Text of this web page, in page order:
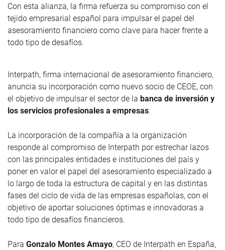
Con esta alianza, la firma refuerza su compromiso con el
tejido empresarial español para impulsar el papel del
asesoramiento financiero como clave para hacer frente a
todo tipo de desafíos.
Interpath, firma internacional de asesoramiento financiero,
anuncia su incorporación como nuevo socio de CEOE, con
el objetivo de impulsar el sector de la banca de inversión y
los servicios profesionales a empresas.
La incorporación de la compañía a la organización
responde al compromiso de Interpath por estrechar lazos
con las principales entidades e instituciones del país y
poner en valor el papel del asesoramiento especializado a
lo largo de toda la estructura de capital y en las distintas
fases del ciclo de vida de las empresas españolas, con el
objetivo de aportar soluciones óptimas e innovadoras a
todo tipo de desafíos financieros.
Para Gonzalo Montes Amayo, CEO de Interpath en España,